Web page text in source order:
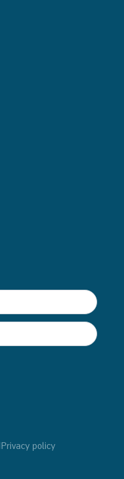
Privacy policy